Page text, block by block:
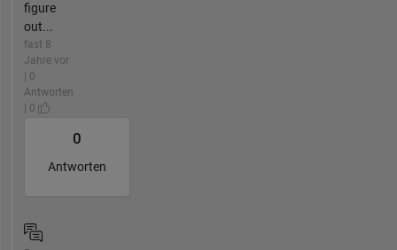
figure
out...
fast 8
Jahre vor
| 0
Antworten
| 0
0
Antworten